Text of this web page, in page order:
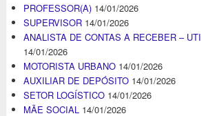
PROFESSOR(A) 14/01/2026
SUPERVISOR 14/01/2026
ANALISTA DE CONTAS A RECEBER – UTI
14/01/2026
MOTORISTA URBANO 14/01/2026
AUXILIAR DE DEPÓSITO 14/01/2026
SETOR LOGÍSTICO 14/01/2026
MÃE SOCIAL 14/01/2026